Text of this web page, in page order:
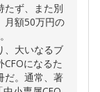
たず、また別
月額50万円の
、大いなるブ
になるた
だ。通常、著